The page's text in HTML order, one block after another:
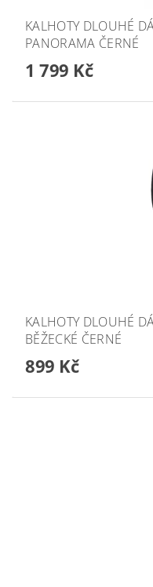
KALHOTY DLOUHÉ
PANORAMA ČERNÉ
1 799 Kč
KALHOTY DLOUHÉ
BĚŽECKÉ ČERNÉ
899 Kč